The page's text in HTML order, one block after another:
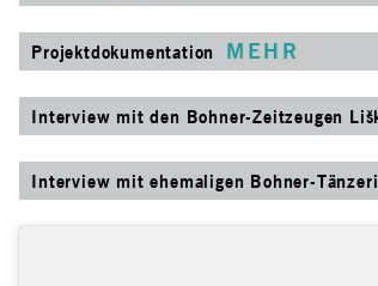
Projektdokumentation MEHR
Interview mit den Bohner-Zeitzeugen
Interview mit ehemaligen Bohner-